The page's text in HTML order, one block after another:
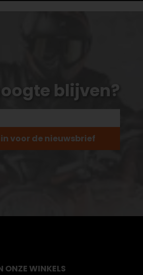
blijven?
voor de nieuwsbrief
ONZE WINKELS